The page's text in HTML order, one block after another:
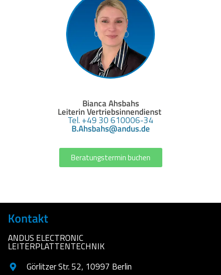
Bianca Ahsbahs
Leiterin Vertriebsinnendienst
Tel. +49 30 610006-34
B.Ahsbahs@andus.de
Beratungstermin buchen
Kontakt
ANDUS ELECTRONIC
LEITERPLATTENTECHNIK
Görlitzer Str. 52, 10997 Berlin